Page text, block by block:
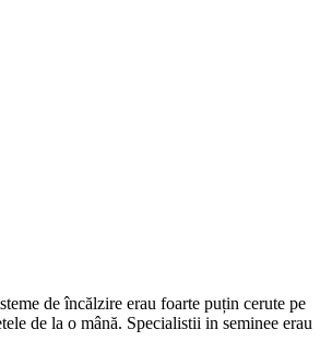
de încălzire erau foarte puțin cerute pe
de la o mână. Specialistii in seminee erau